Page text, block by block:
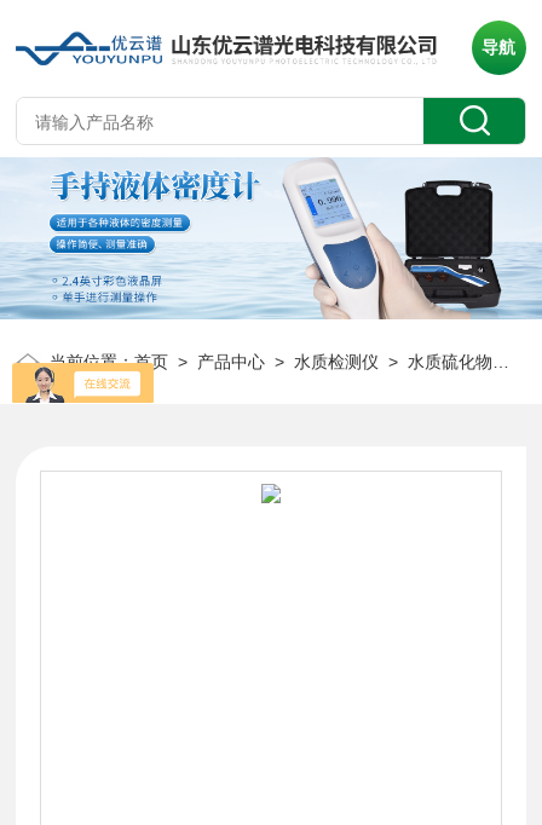
导航
当前位置：首页 > 产品中心 >水质检测仪 >水质硫化物检测仪